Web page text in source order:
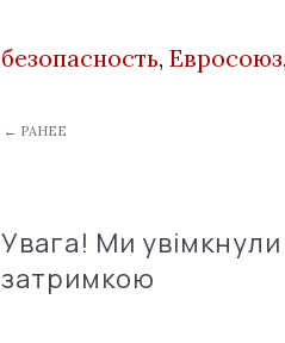
безопасность, Евросоюз,
← РАНЕЕ
Увага! Ми
затримкою